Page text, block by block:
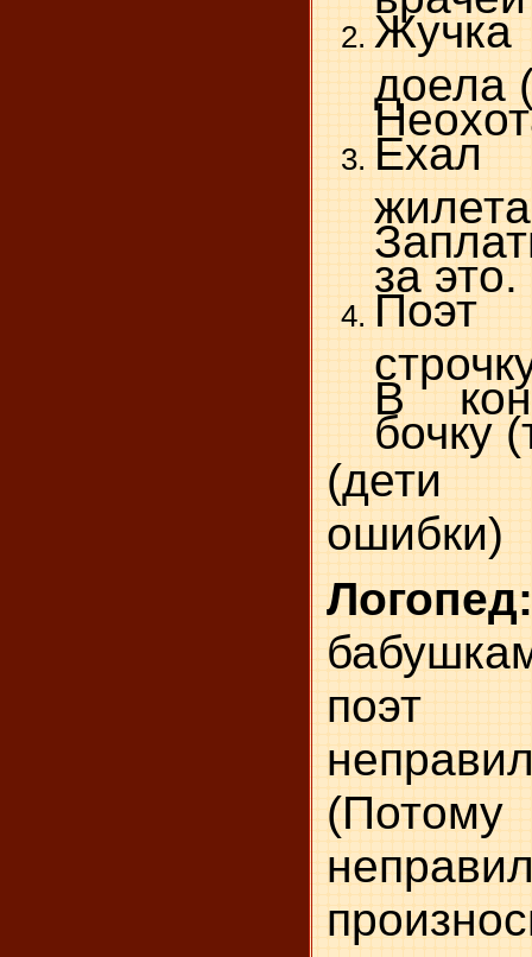
доела
за это.
В
бочку
(дети
ошибки)
Логопед:
поэт